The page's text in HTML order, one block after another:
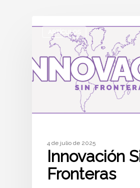
ARTÍCULOS
4 de julio de 2025
Innovación
Fronteras